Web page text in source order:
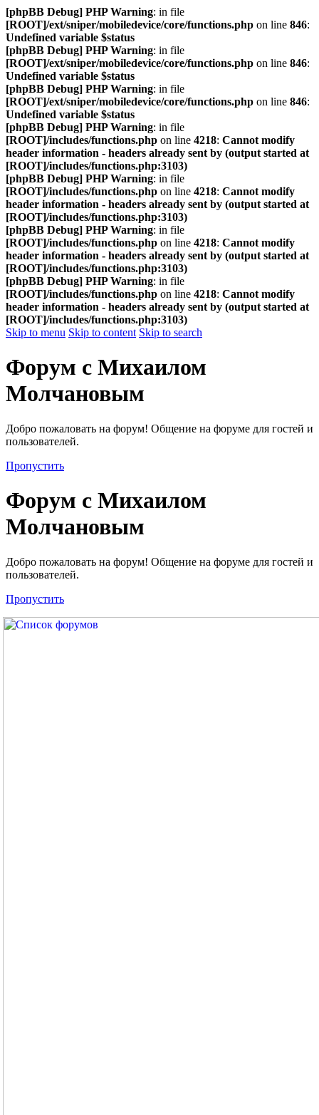
[phpBB Debug] PHP Warning: in file
[ROOT]/ext/sniper/mobiledevice/core/functions.php on line 846:
Undefined variable $status
[phpBB Debug] PHP Warning: in file
[ROOT]/ext/sniper/mobiledevice/core/functions.php on line 846:
Undefined variable $status
[phpBB Debug] PHP Warning: in file
[ROOT]/ext/sniper/mobiledevice/core/functions.php on line 846:
Undefined variable $status
[phpBB Debug] PHP Warning: in file
[ROOT]/includes/functions.php on line 4218: Cannot modify
header information - headers already sent by (output started at
[ROOT]/includes/functions.php:3103)
[phpBB Debug] PHP Warning: in file
[ROOT]/includes/functions.php on line 4218: Cannot modify
header information - headers already sent by (output started at
[ROOT]/includes/functions.php:3103)
[phpBB Debug] PHP Warning: in file
[ROOT]/includes/functions.php on line 4218: Cannot modify
header information - headers already sent by (output started at
[ROOT]/includes/functions.php:3103)
[phpBB Debug] PHP Warning: in file
[ROOT]/includes/functions.php on line 4218: Cannot modify
header information - headers already sent by (output started at
[ROOT]/includes/functions.php:3103)
Skip to menu Skip to content Skip to search
Форум с Михаилом
Молчановым
Добро пожаловать на форум! Общение на форуме для гостей и
пользователей.
Пропустить
Форум с Михаилом
Молчановым
Добро пожаловать на форум! Общение на форуме для гостей и
пользователей.
Пропустить